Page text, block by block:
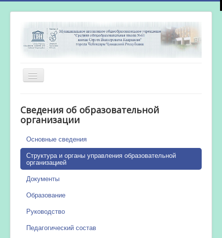
Включить/
выключить
Новости
Работа бассейна
Сведения об образовательной
организации
Основные сведения
Структура и органы управления образовательной
организацией
Документы
Образование
Руководство
Педагогический состав